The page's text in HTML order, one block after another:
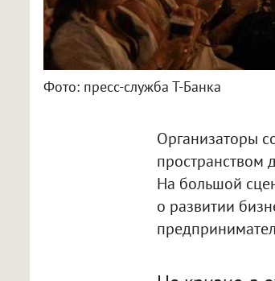
Фото: пресс-служба Т-Банка
Организаторы
пространством
На большой
о развитии